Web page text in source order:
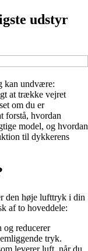
udstyr
kan undvære:
at trække vejret
om du er
forstå, hvordan
model, og hvordan
til dykkerens
den høje lufttryk i din
af to hoveddele:
og reducerer
tryk.
leverer luft, når du